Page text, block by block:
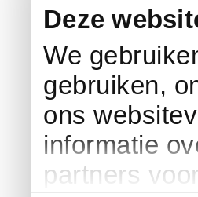
Deze
We
gebruiken,
ons
informatie
partners